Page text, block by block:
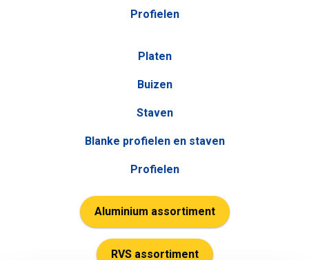
Profielen
Platen
Buizen
Staven
Blanke profielen en staven
Profielen
Aluminium assortiment
RVS assortiment